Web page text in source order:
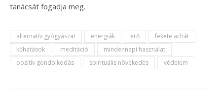
tanácsát fogadja meg.
alternatív gyógyászat energiák erő
fekete achát
kőhatások
meditáció
mindennapi használat
pozitív gondolkodás
spirituális növekedés védelem